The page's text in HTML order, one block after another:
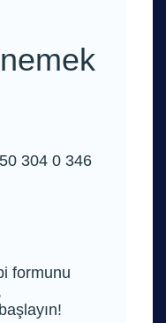
304 0 346
formunu